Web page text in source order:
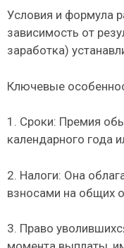
Условия и формула
зависимость от
заработка)
Ключевые
1. Сроки: Премия
календарного года
2. Налоги: Она
взносами на общих
3. Право